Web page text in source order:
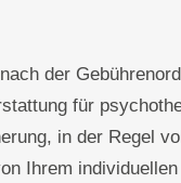
der
für
in der Regel
Ihrem